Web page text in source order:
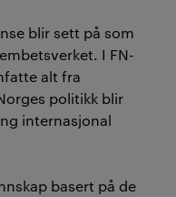
blir sett på som
I FN-
alt fra
politikk blir
internasjonal
basert på de